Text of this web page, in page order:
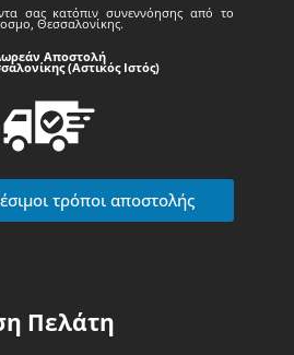
σας κατόπιν συνεννόησης από το
Θεσσαλονίκης.
Αποστολή
(Αστικός Ιστός)
τρόποι αποστολής
Πελάτη